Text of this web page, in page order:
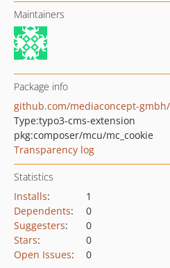
Maintainers
Package info
Type:typo3-cms-extension
pkg:composer/mcu/mc_cookie
Transparency log
Statistics
Installs:
1
Dependents:
0
Suggesters:
0
Stars:
0
Open Issues: 0